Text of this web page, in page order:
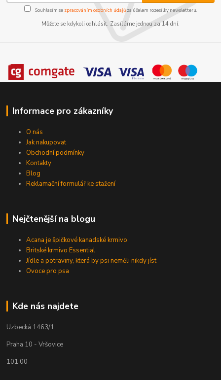
Souhlasím se zpracováním osobních údajůza účelem rozesílky newsletteru.
Můžete se kdykoli odhlásit. Zasíláme jednou za 14 dní.
Informace pro zákazníky
O nás
Jak nakupovat
Obchodní podmínky
Kontakty
Blog
Reklamační formulář ke stažení
Nejčtenější na blogu
Acana je špičkové kanadské krmivo
Britské krmivo Essential
Jídle a potraviny, která by psi neměli nikdy jíst
Ovoce pro psa
Kde nás najdete
Uzbecká 1463/1
Praha 10 - Vršovice
101 00